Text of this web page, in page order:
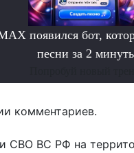
появился бот,
песни за 2
комментариев.
СВО ВС РФ на